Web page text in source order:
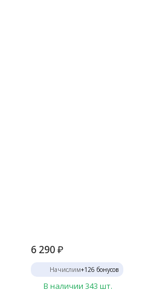
6 290 ₽
Начислим+126 бонусов
В наличии 343 шт.